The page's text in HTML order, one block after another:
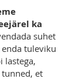
ka
suhet
tuleviku
lastega,
et